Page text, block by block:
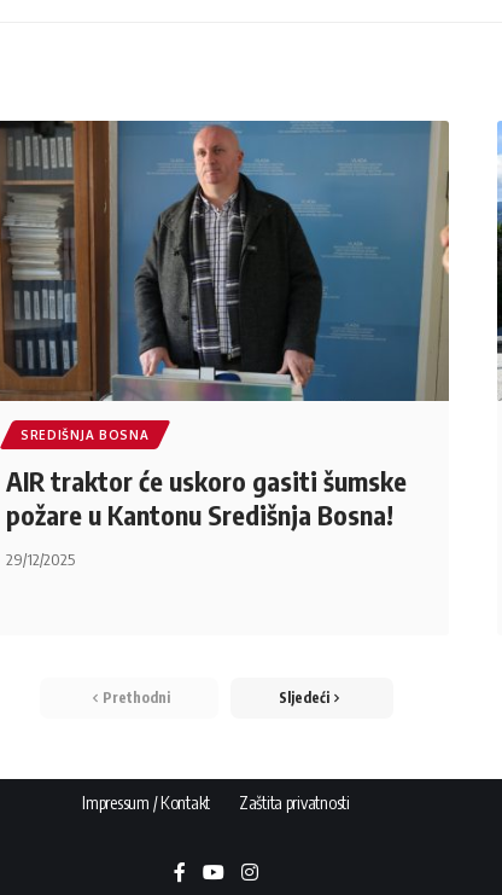
SREDIŠNJA BOSNA
AIR traktor će uskoro gasiti šumske
požare u Kantonu Središnja Bosna!
29/12/2025
Prethodni Sljedeći
Impressum / Kontakt Zaštita privatnosti